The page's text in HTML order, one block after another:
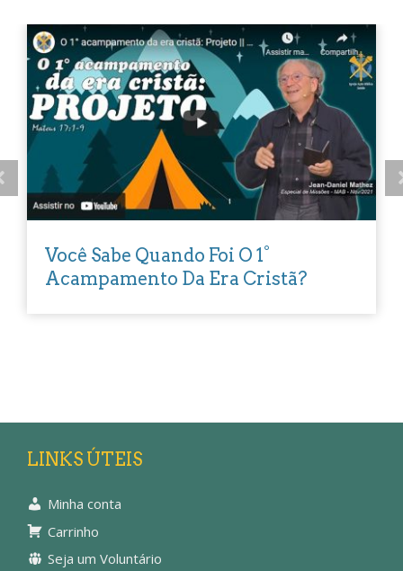
Você Sabe Quando Foi O 1°
Acampamento Da Era Cristã?
LINKS ÚTEIS
Minha conta
Carrinho
Seja um Voluntário